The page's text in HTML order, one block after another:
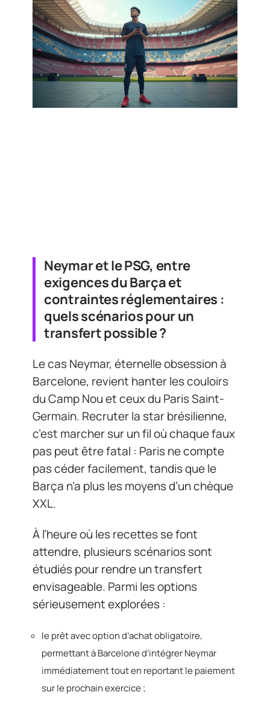
Neymar et le PSG, entre
exigences du Barça et
contraintes réglementaires :
quels scénarios pour un
transfert possible ?
Le cas Neymar, éternelle obsession à
Barcelone, revient hanter les couloirs
du Camp Nou et ceux du Paris Saint-
Germain. Recruter la star brésilienne,
c’est marcher sur un fil où chaque faux
pas peut être fatal : Paris ne compte
pas céder facilement, tandis que le
Barça n’a plus les moyens d’un chèque
XXL.
À l’heure où les recettes se font
attendre, plusieurs scénarios sont
étudiés pour rendre un transfert
envisageable. Parmi les options
sérieusement explorées :
le prêt avec option d’achat obligatoire,
permettant à Barcelone d’intégrer Neymar
immédiatement tout en reportant le paiement
sur le prochain exercice ;